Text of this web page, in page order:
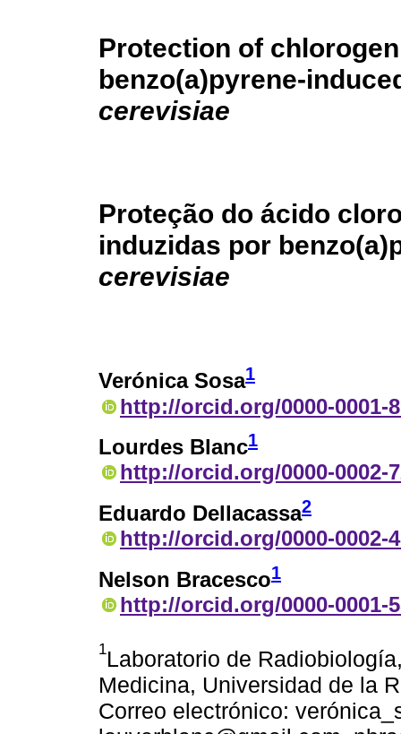
Protection of
benzo(a)pyrene-
cerevisiae
Proteção do ácido
induzidas por
cerevisiae
Verónica Sosa1
http://orcid.org/0000-0001-
Lourdes Blanc1
http://orcid.org/0000-0002-
Eduardo Dellacassa2
http://orcid.org/0000-0002-
Nelson Bracesco1
http://orcid.org/0000-0001-
1Laboratorio de
Medicina, Universidad de la
Correo electrónico: